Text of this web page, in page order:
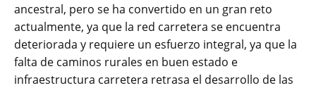
ancestral, pero se ha convertido en un gran reto
actualmente, ya que la red carretera se encuentra
deteriorada y requiere un esfuerzo integral, ya que la
falta de caminos rurales en buen estado e
infraestructura carretera retrasa el desarrollo de las